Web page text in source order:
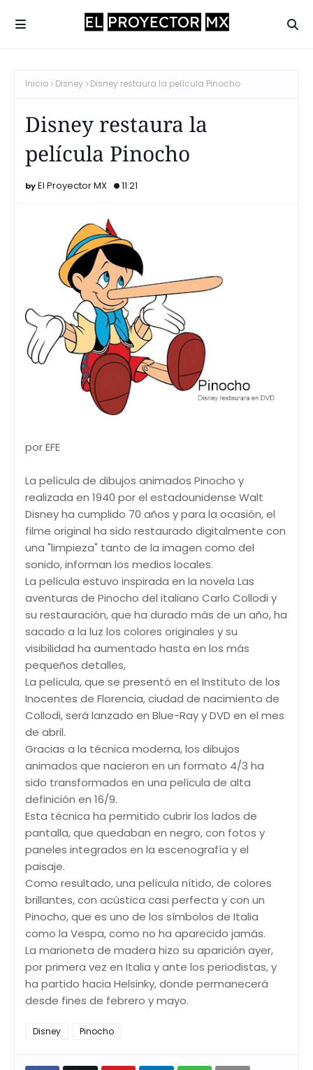
Inicio Disney Disney restaura la película Pinocho
Disney restaura la
película Pinocho
El Proyector MX 11:21
por EFE
La película de dibujos animados Pinocho y
realizada en 1940 por el estadounidense Walt
Disney ha cumplido 70 años y para la ocasión, el
filme original ha sido restaurado digitalmente con
una "limpieza" tanto de la imagen como del
sonido, informan los medios locales.
La película estuvo inspirada en la novela Las
aventuras de Pinocho del italiano Carlo Collodi y
su restauración, que ha durado más de un año, ha
sacado a la luz los colores originales y su
visibilidad ha aumentado hasta en los más
pequeños detalles,
La película, que se presentó en el Instituto de los
Inocentes de Florencia, ciudad de nacimiento de
Collodi, será lanzado en Blue-Ray y DVD en el mes
de abril.
Gracias a la técnica moderna, los dibujos
animados que nacieron en un formato 4/3 ha
sido transformados en una película de alta
definición en 16/9.
Esta técnica ha permitido cubrir los lados de
pantalla, que quedaban en negro, con fotos y
paneles integrados en la escenografía y el
paisaje.
Como resultado, una película nítido, de colores
brillantes, con acústica casi perfecta y con un
Pinocho, que es uno de los símbolos de Italia
como la Vespa, como no ha aparecido jamás.
La marioneta de madera hizo su aparición ayer,
por primera vez en Italia y ante los periodistas, y
ha partido hacia Helsinky, donde permanecerá
desde fines de febrero y mayo.
Disney Pinocho